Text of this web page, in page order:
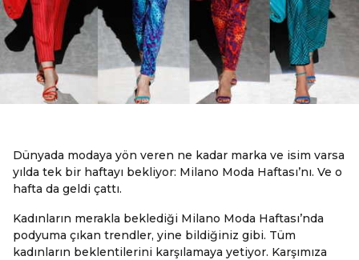
Dünyada modaya yön veren ne kadar marka ve isim varsa
yılda tek bir haftayı bekliyor: Milano Moda Haftası’nı. Ve o
hafta da geldi çattı.
Kadınların merakla beklediği Milano Moda Haftası’nda
podyuma çıkan trendler, yine bildiğiniz gibi. Tüm
kadınların beklentilerini karşılamaya yetiyor. Karşımıza